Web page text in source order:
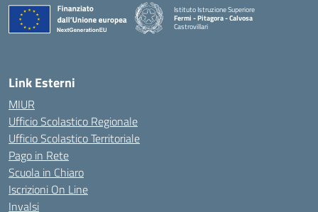
Istituto Istruzione Superiore
Fermi - Pitagora - Calvosa
Castrovillari
Link Esterni
MIUR
Ufficio Scolastico Regionale
Ufficio Scolastico Territoriale
Pago in Rete
Scuola in Chiaro
Iscrizioni On Line
Invalsi